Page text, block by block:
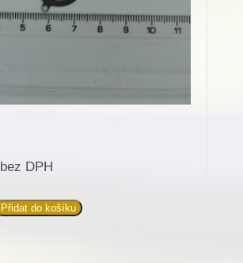
bez DPH
Přidat do košíku